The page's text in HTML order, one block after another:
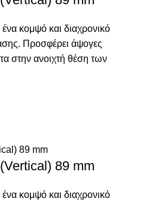
ένα κομψό και διαχρονικό
Προσφέρει άψογες
στην ανοιχτή θέση των
89 mm
ένα κομψό και διαχρονικό